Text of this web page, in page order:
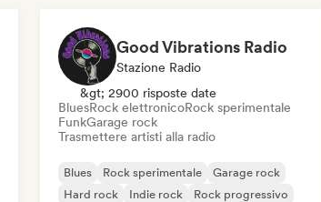
Good Vibrations Radio
Stazione Radio
&gt; 2900 risposte date
BluesRock elettronicoRock sperimentale
FunkGarage rock
Trasmettere artisti alla radio
Blues Rock sperimentale
Garage rock
Hard rock
Indie rock
Rock progressivo